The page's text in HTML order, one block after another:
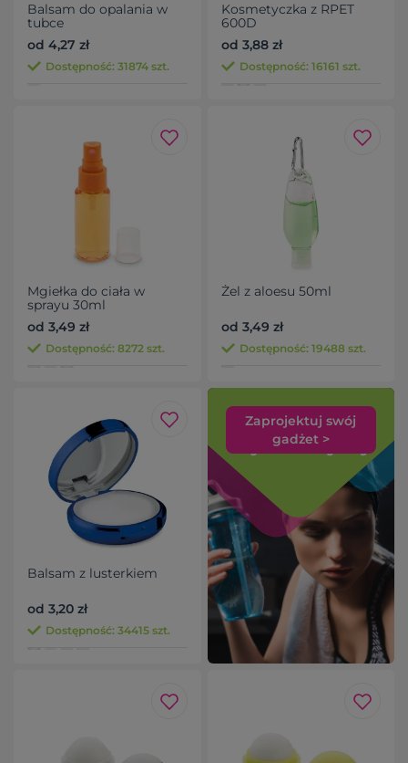
Balsam do opalania w
tubce
od 4,27 zł
Dostępność: 31874 szt.
Kosmetyczka z RPET
600D
od 3,88 zł
Dostępność: 16161 szt.
Mgiełka do ciała w
sprayu 30ml
od 3,49 zł
Dostępność: 8272 szt.
Żel z aloesu 50ml
od 3,49 zł
Dostępność: 19488 szt.
Balsam z lusterkiem
od 3,20 zł
Dostępność: 34415 szt.
Zaprojektuj swój
gadżet >